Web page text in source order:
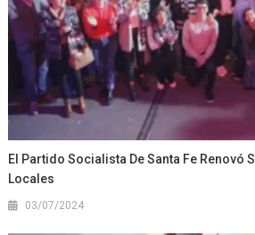
El Partido Socialista De Santa Fe Renovó
Locales
03/07/2024